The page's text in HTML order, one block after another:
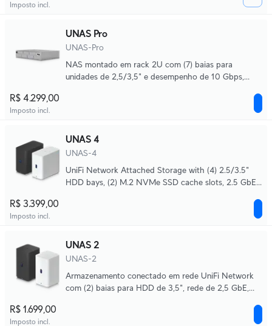
Imposto incl.
UNAS Pro
UNAS-Pro
NAS montado em rack 2U com (7) baias para
unidades de 2,5/3,5" e desempenho de 10 Gbps,
R$ 4.299,00
Imposto incl.
UNAS 4
UNAS-4
UniFi Network Attached Storage with (4) 2.5/3.5"
HDD bays, (2) M.2 NVMe SSD cache slots, 2.5 GbE
R$ 3.399,00
Imposto incl.
UNAS 2
UNAS-2
Armazenamento conectado em rede UniFi Network
com (2) baias para HDD de 3,5", rede de 2,5 GbE,
R$ 1.699,00
Imposto incl.